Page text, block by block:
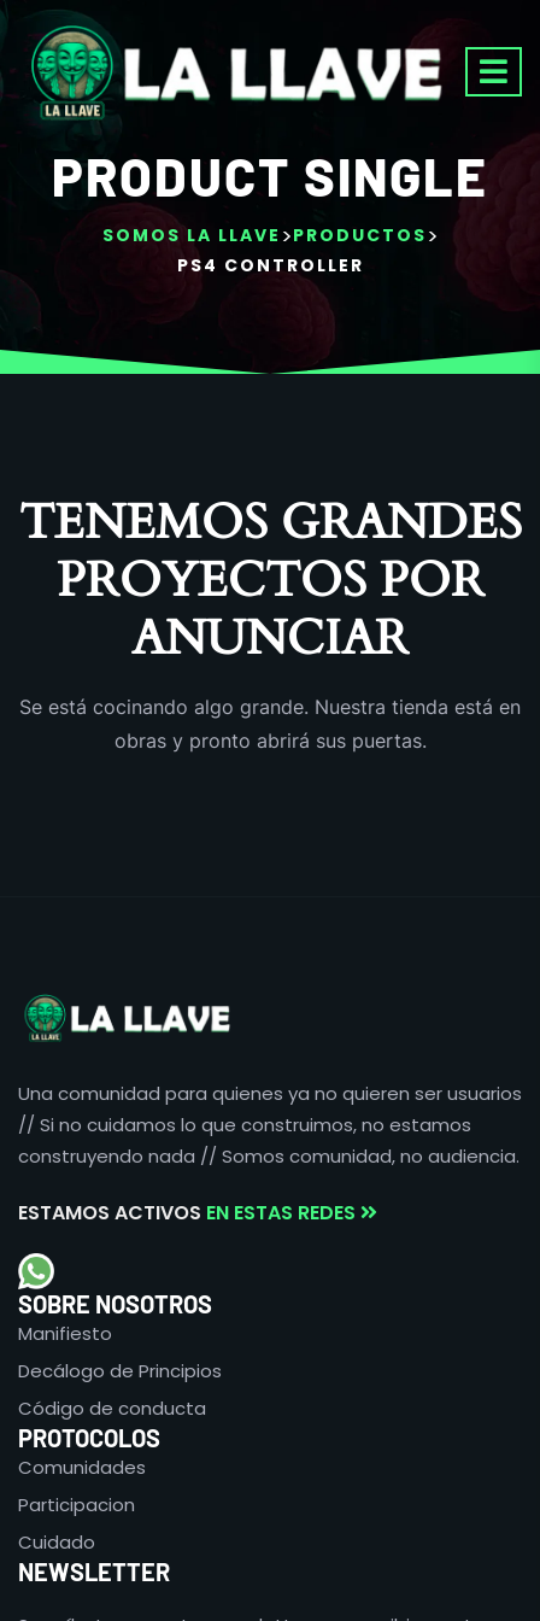
PRODUCT SINGLE
SOMOS LA LLAVE >PRODUCTOS >
PS4 CONTROLLER
TENEMOS GRANDES
PROYECTOS POR
ANUNCIAR
Se está cocinando algo grande. Nuestra tienda está en
obras y pronto abrirá sus puertas.
Una comunidad para quienes ya no quieren ser usuarios
// Si no cuidamos lo que construimos, no estamos
construyendo nada // Somos comunidad, no audiencia.
ESTAMOS ACTIVOS EN ESTAS REDES
SOBRE NOSOTROS
Manifiesto
Decálogo de Principios
Código de conducta
PROTOCOLOS
Comunidades
Participacion
Cuidado
NEWSLETTER